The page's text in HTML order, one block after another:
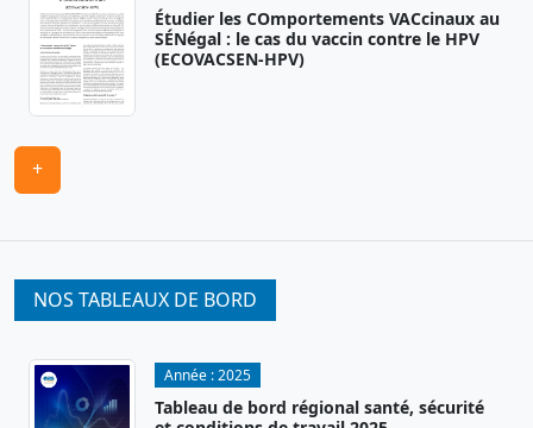
Étudier les COmportements VACcinaux au
SÉNégal : le cas du vaccin contre le HPV
(ECOVACSEN-HPV)
+
NOS TABLEAUX DE BORD
Année :2025
Tableau de bord régional santé, sécurité